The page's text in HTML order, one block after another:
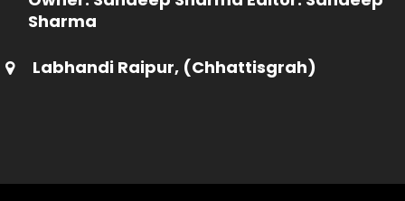
Sharma
Labhandi Raipur, (Chhattisgrah)